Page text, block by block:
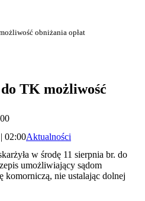
obniżania opłat
TK możliwość
02:00Aktualności
w środę 11 sierpnia br. do
umożliwiający sądom
komorniczą, nie ustalając dolnej